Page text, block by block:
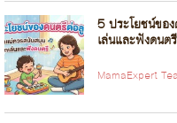
5 ประโยชน์ขอ
เล่นและฟังดนตรี
MamaExpert